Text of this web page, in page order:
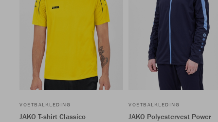
VOETBALKLEDING
JAKO T-shirt Classico
VOETBALKLEDING
JAKO Polyestervest Power